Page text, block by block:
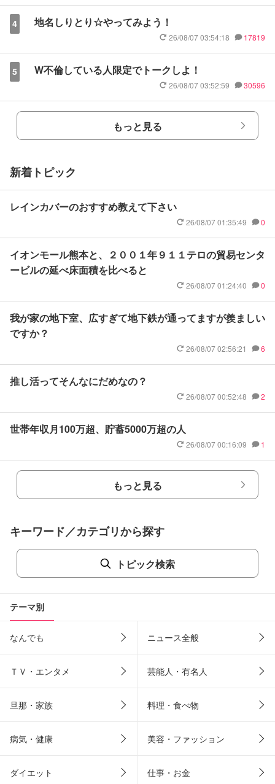
4 地名しりとり☆やってみよう！
26/08/07 03:54:18 17819
5 W不倫している人限定でトークしよ！
26/08/07 03:52:59 30596
もっと見る
新着トピック
レインカバーのおすすめ教えて下さい
26/08/07 01:35:49 0
イオンモール熊本と、２００１年９１１テロの貿易センタ
ービルの延べ床面積を比べると
26/08/07 01:24:40 0
我が家の地下室、広すぎて地下鉄が通ってますが羨ましい
ですか？
26/08/07 02:56:21 6
推し活ってそんなにだめなの？
26/08/07 00:52:48 2
世帯年収月100万超、貯蓄5000万超の人
26/08/07 00:16:09 1
もっと見る
キーワード／カテゴリから探す
トピック検索
テーマ別
なんでも ニュース全般
ＴＶ・エンタメ 芸能人・有名人
旦那・家族 料理・食べ物
病気・健康 美容・ファッション
ダイエット 仕事・お金